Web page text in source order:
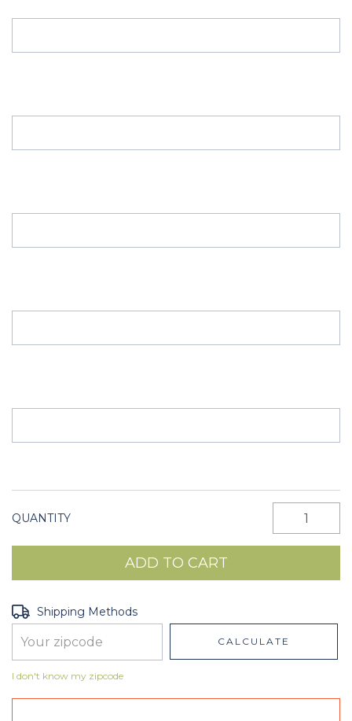
QUANTITY
Shipping for zipcode:
Shipping Methods
CALCULATE
I don't know my zipcode